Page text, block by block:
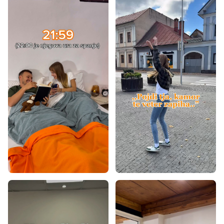
Vzmetnice glede na nosilnost - 140 kg